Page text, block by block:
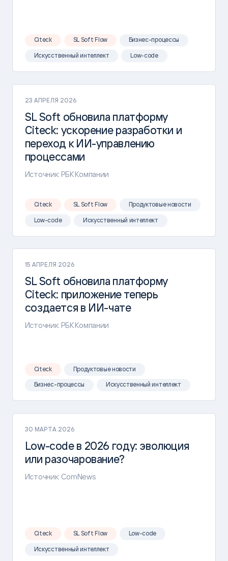
Citeck SL Soft Flow Бизнес-процессы
Искусственный интеллект Low-code
23 АПРЕЛЯ 2026
SL Soft обновила платформу
Citeck: ускорение разработки и
переход к ИИ-управлению
процессами
Источник: РБК Компании
Citeck SL Soft Flow Продуктовые новости
Low-code Искусственный интеллект
15 АПРЕЛЯ 2026
SL Soft обновила платформу
Citeck: приложение теперь
создается в ИИ-чате
Источник: РБК Компании
Citeck Продуктовые новости
Бизнес-процессы Искусственный интеллект
30 МАРТА 2026
Low-code в 2026 году: эволюция
или разочарование?
Источник: ComNews
Citeck SL Soft Flow Low-code
Искусственный интеллект